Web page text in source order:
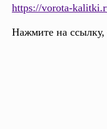
https://vorota-
Нажмите на